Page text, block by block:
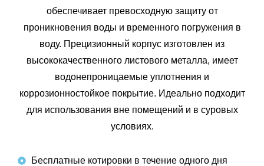
обеспечивает превосходную защиту от
проникновения воды и временного погружения в
воду. Прецизионный корпус изготовлен из
высококачественного листового металла, имеет
водонепроницаемые уплотнения и
коррозионностойкое покрытие. Идеально подходит
для использования вне помещений и в суровых
условиях.
Бесплатные котировки в течение одного дня